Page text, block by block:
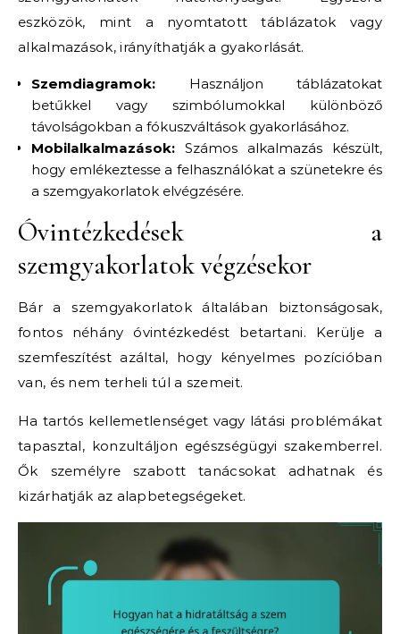
eszközök, mint a nyomtatott táblázatok vagy
alkalmazások, irányíthatják a gyakorlását.
Szemdiagramok: Használjon táblázatokat
betűkkel vagy szimbólumokkal különböző
távolságokban a fókuszváltások gyakorlásához.
Mobilalkalmazások: Számos alkalmazás készült,
hogy emlékeztesse a felhasználókat a szünetekre és
a szemgyakorlatok elvégzésére.
Óvintézkedések a
szemgyakorlatok végzésekor
Bár a szemgyakorlatok általában biztonságosak,
fontos néhány óvintézkedést betartani. Kerülje a
szemfeszítést azáltal, hogy kényelmes pozícióban
van, és nem terheli túl a szemeit.
Ha tartós kellemetlenséget vagy látási problémákat
tapasztal, konzultáljon egészségügyi szakemberrel.
Ők személyre szabott tanácsokat adhatnak és
kizárhatják az alapbetegségeket.